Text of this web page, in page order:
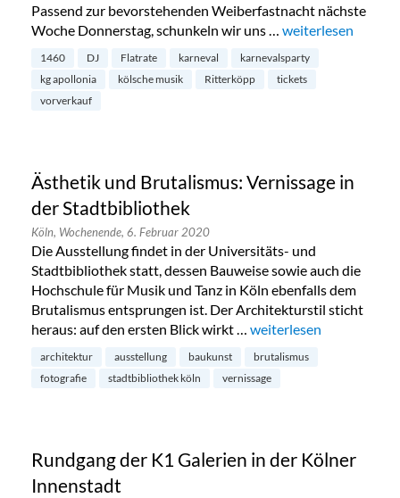
Passend zur bevorstehenden Weiberfastnacht nächste
Woche Donnerstag, schunkeln wir uns … „Karnevalsparty:
weiterlesen
1460 DJ Flatrate karneval
karnevalsparty
kg apollonia
kölsche musik Ritterköpp
tickets
vorverkauf
Ästhetik und Brutalismus: Vernissage in
der Stadtbibliothek
Köln, Wochenende, 6. Februar 2020
Die Ausstellung findet in der Universitäts- und
Stadtbibliothek statt, dessen Bauweise sowie auch die
Hochschule für Musik und Tanz in Köln ebenfalls dem
Brutalismus entsprungen ist. Der Architekturstil sticht
heraus: auf den ersten Blick wirkt … „Ästhetik und
weiterlesen
architektur ausstellung baukunst
brutalismus
fotografie
stadtbibliothek köln vernissage
Rundgang der K1 Galerien in der Kölner
Innenstadt